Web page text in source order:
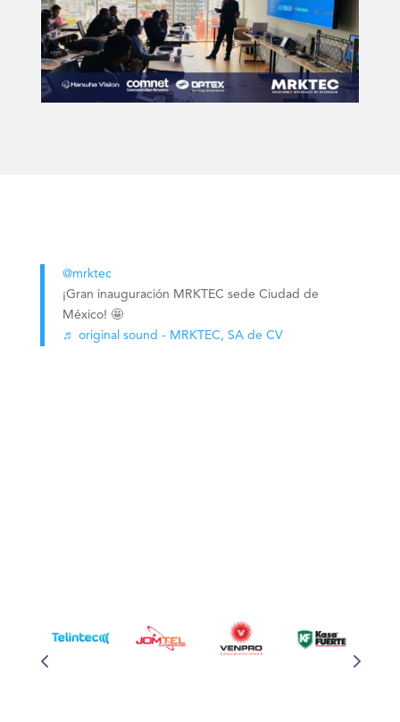
@mrktec
¡Gran inauguración MRKTEC sede Ciudad de
México! 🤩
♬ original sound - MRKTEC, SA de CV